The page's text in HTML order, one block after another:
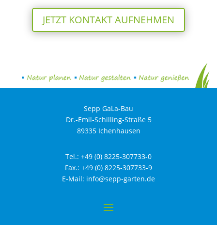
JETZT KONTAKT AUFNEHMEN
Sepp GaLa-Bau
Dr.-Emil-Schilling-Straße 5
89335 Ichenhausen
Tel.: +49 (0) 8225-307733-0
Fax.: +49 (0) 8225-307733-9
E-Mail: info@sepp-garten.de